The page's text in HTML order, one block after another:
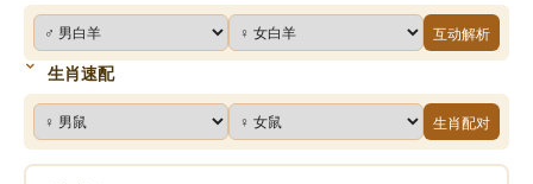
互动解析
生肖速配
生肖配对